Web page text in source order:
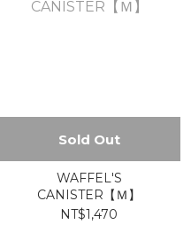
Sold Out
WAFFEL'S
CANISTER【Ｍ】
NT$1,470